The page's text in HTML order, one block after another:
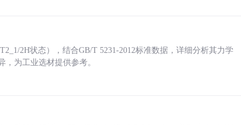
2H状态），结合GB/T 5231-2012标准数据，详细分析其力学
为工业选材提供参考。